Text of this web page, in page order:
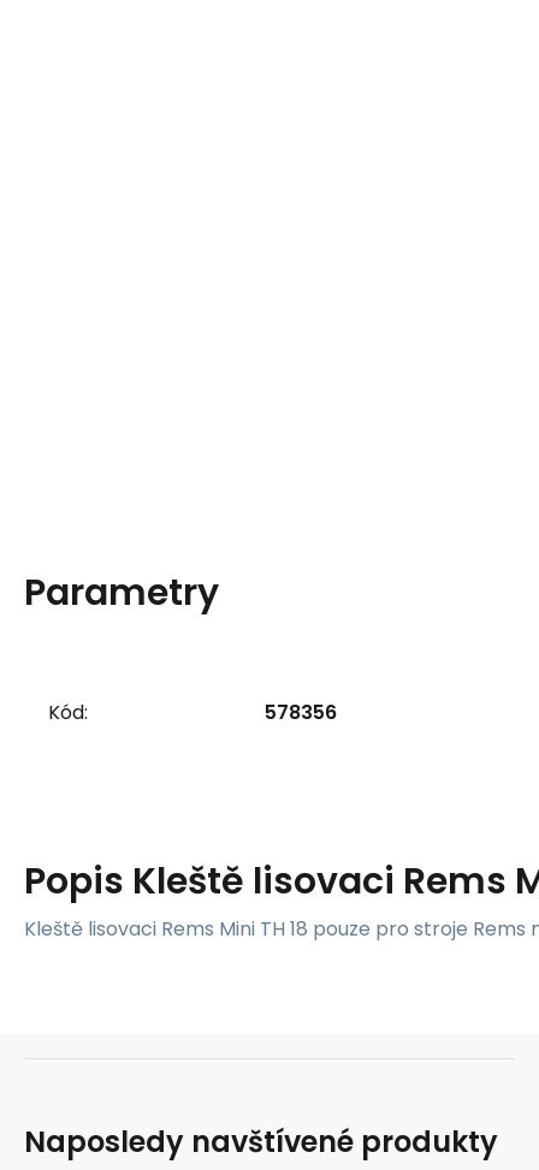
Parametry
Kód: 578356
Popis Kleště lisovaci Rems
Kleště lisovaci Rems Mini TH 18 pouze pro stroje Rems
Naposledy navštívené produkty